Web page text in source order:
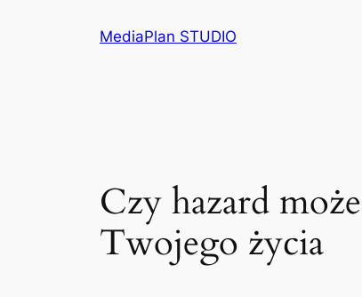
MediaPlan STUDIO
Czy hazard
Twojego życia